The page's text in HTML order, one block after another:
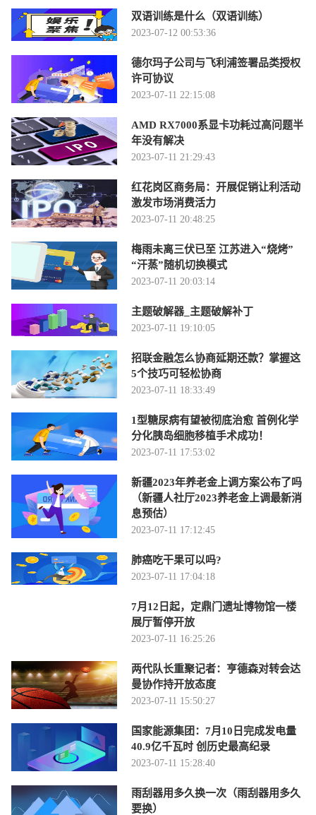
双语训练是什么（双语训练）
2023-07-12 00:53:36
德尔玛子公司与飞利浦签署品类授权
许可协议
2023-07-11 22:15:08
AMD RX7000系显卡功耗过高问题半
年没有解决
2023-07-11 21:29:43
红花岗区商务局：开展促销让利活动
激发市场消费活力
2023-07-11 20:48:25
梅雨未离三伏已至 江苏进入“烧烤”
“汗蒸”随机切换模式
2023-07-11 20:03:14
主题破解器_主题破解补丁
2023-07-11 19:10:05
招联金融怎么协商延期还款？掌握这
5个技巧可轻松协商
2023-07-11 18:33:49
1型糖尿病有望被彻底治愈 首例化学
分化胰岛细胞移植手术成功！
2023-07-11 17:53:02
新疆2023年养老金上调方案公布了吗
（新疆人社厅2023养老金上调最新消
息预估）
2023-07-11 17:12:45
肺癌吃干果可以吗?
2023-07-11 17:04:18
7月12日起，定鼎门遗址博物馆一楼
展厅暂停开放
2023-07-11 16:25:26
两代队长重聚记者：亨德森对转会达
曼协作持开放态度
2023-07-11 15:50:27
国家能源集团：7月10日完成发电量
40.9亿千瓦时 创历史最高纪录
2023-07-11 15:28:40
雨刮器用多久换一次（雨刮器用多久
要换）